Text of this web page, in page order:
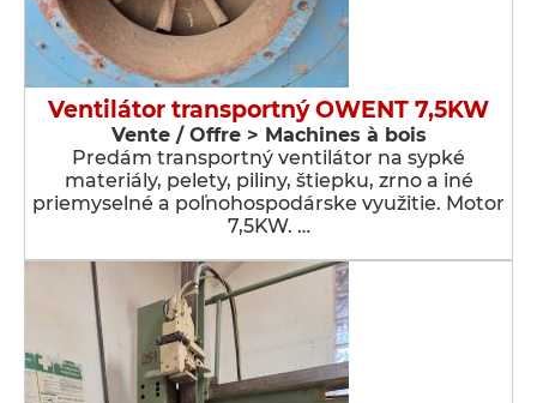
Ventilátor transportný OWENT 7,5KW
Vente / Offre > Machines à bois
Predám transportný ventilátor na sypké
materiály, pelety, piliny, štiepku, zrno a iné
priemyselné a poľnohospodárske využitie. Motor
7,5KW. …